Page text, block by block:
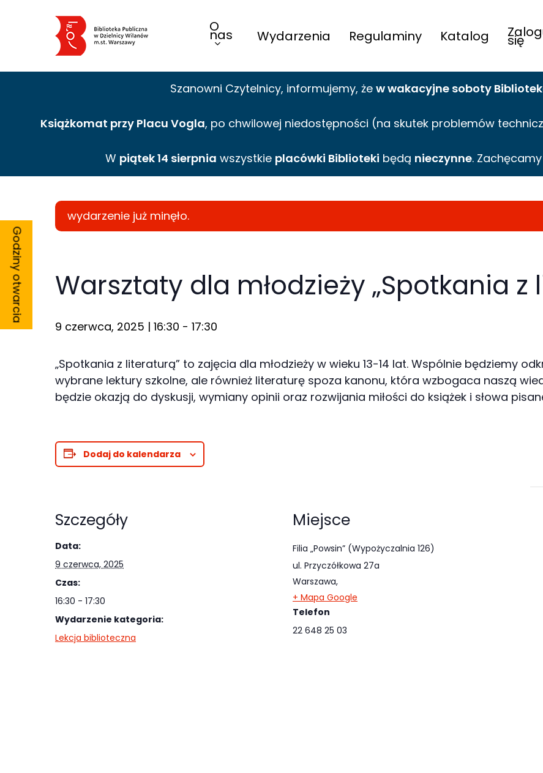
O
nas Wydarzenia Regulaminy Katalog się
Szanowni Czytelnicy, informujemy, że w wakacyjne soboty
Książkomat przy Placu Vogla, po chwilowej niedostępności (na skutek problemów
W piątek 14 sierpnia wszystkie placówki Biblioteki będą nieczynne.
wydarzenie już minęło.
Warsztaty dla młodzieży „Spotkania z
9 czerwca, 2025 | 16:30 - 17:30
„Spotkania z literaturą” to zajęcia dla młodzieży w wieku 13-14 lat. Wspólnie będziemy
wybrane lektury szkolne, ale również literaturę spoza kanonu, która wzbogaca naszą
będzie okazją do dyskusji, wymiany opinii oraz rozwijania miłości do książek i słowa
Dodaj do kalendarza
Szczegóły
Data:
9 czerwca, 2025
Czas:
16:30 - 17:30
Wydarzenie kategoria:
Lekcja biblioteczna
Miejsce
Filia „Powsin” (Wypożyczalnia 126)
ul. Przyczółkowa 27a
Warszawa,
+ Mapa Google
Telefon
22 648 25 03
Godziny otwarcia
Te pliki cookie
opcjonalne. Są
funkcjonowania
Abyśmy mogli
poprawić
funkcjonalność
i strukturę
internetowej,